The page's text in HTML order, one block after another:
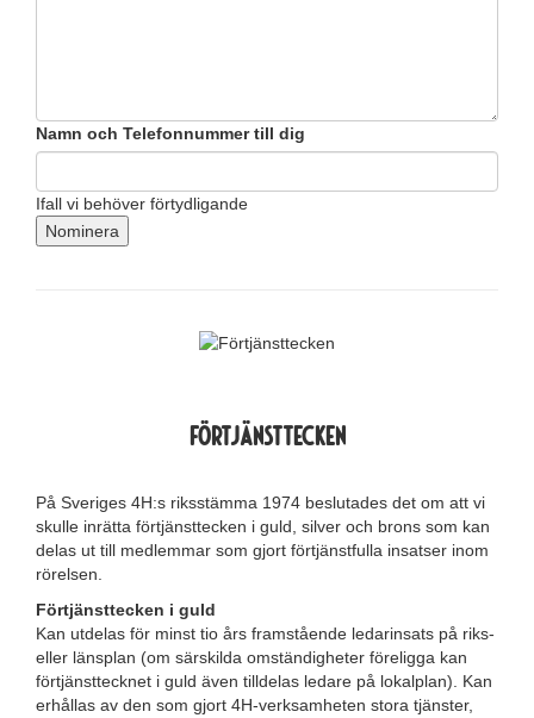
Namn och Telefonnummer till dig
Ifall vi behöver förtydligande
Nominera
Förtjänsttecken
På Sveriges 4H:s riksstämma 1974 beslutades det om att vi
skulle inrätta förtjänsttecken i guld, silver och brons som kan
delas ut till medlemmar som gjort förtjänstfulla insatser inom
rörelsen.
Förtjänsttecken i guld
Kan utdelas för minst tio års framstående ledarinsats på riks-
eller länsplan (om särskilda omständigheter föreligga kan
förtjänsttecknet i guld även tilldelas ledare på lokalplan). Kan
erhållas av den som gjort 4H-verksamheten stora tjänster,